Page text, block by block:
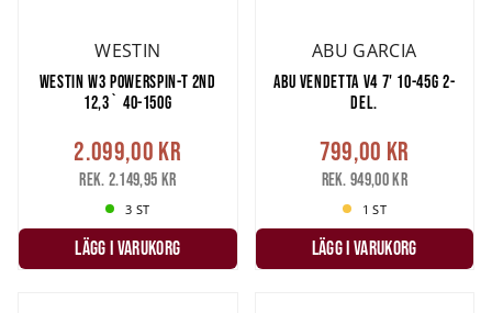
WESTIN
WESTIN W3 POWERSPIN-T 2ND
12,3` 40-150G
2.099,00 kr
Rek. 2.149,95 kr
3 ST
LÄGG I VARUKORG
ABU GARCIA
ABU VENDETTA V4 7' 10-45G 2-
DEL.
799,00 kr
Rek. 949,00 kr
1 ST
LÄGG I VARUKORG